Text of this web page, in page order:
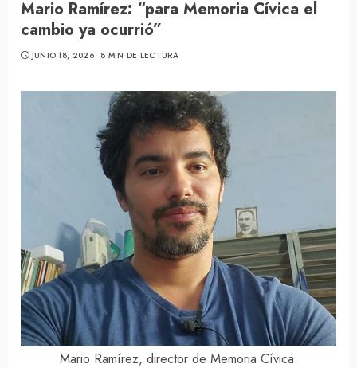
Mario Ramírez: “para Memoria Cívica el
cambio ya ocurrió”
JUNIO 18, 2026 8 MIN DE LECTURA
Mario Ramírez, director de Memoria Cívica.